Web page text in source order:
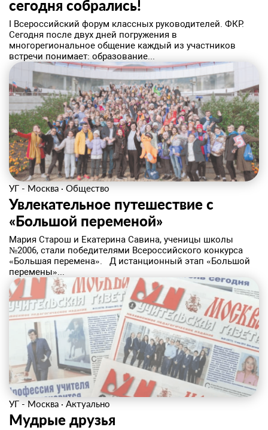
сегодня собрались!
I Всероссийский форум классных руководителей. ФКР.
Сегодня после двух дней погружения в
многорегиональное общение каждый из участников
встречи понимает: образование...
УГ - Москва · Общество
Увлекательное путешествие с
«Большой переменой»
Мария Старош и Екатерина Савина, ученицы школы
№2006, стали победителями Всероссийского конкурса
«Большая перемена». Д истанционный этап «Большой
перемены»...
УГ - Москва · Актуально
Мудрые друзья